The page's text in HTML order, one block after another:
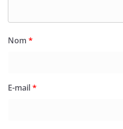
Nom *
E-mail*